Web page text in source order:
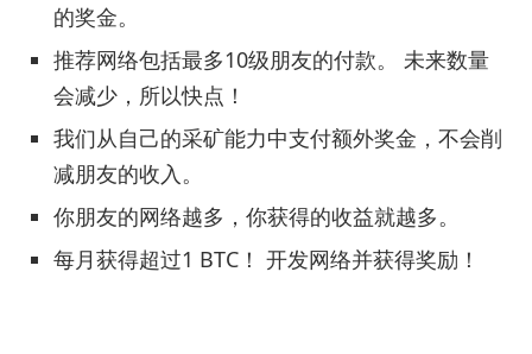
的奖金。
推荐网络包括最多10级朋友的付款。 未来数量
会减少，所以快点！
我们从自己的采矿能力中支付额外奖金，不会削
减朋友的收入。
你朋友的网络越多，你获得的收益就越多。
每月获得超过1 BTC！ 开发网络并获得奖励！